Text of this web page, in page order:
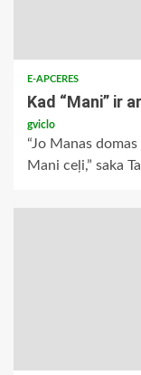
E-APCERES
Kad “Mani” ir
gviclo
“Jo Manas
Mani ceļi,” saka